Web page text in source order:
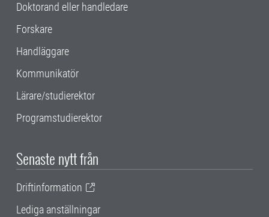
Doktorand eller handledare
Forskare
Handläggare
Kommunikatör
Lärare/studierektor
Programstudierektor
Senaste nytt från
Driftinformation
Lediga anställningar